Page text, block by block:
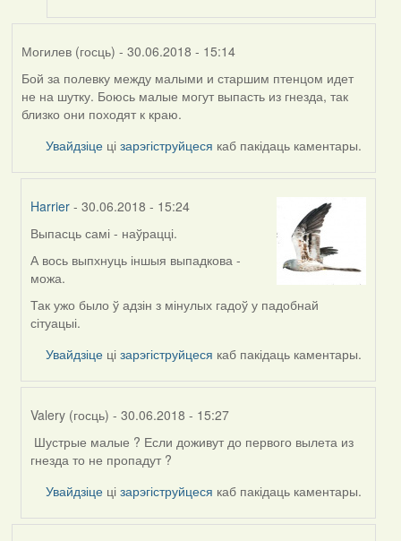
Могилев (госць) - 30.06.2018 - 15:14
Бой за полевку между малыми и старшим птенцом идет
не на шутку. Боюсь малые могут выпасть из гнезда, так
близко они походят к краю.
Увайдзіце цізарэгіструйцеся каб пакідаць каментары.
Harrier - 30.06.2018 - 15:24
In
reply
to
Могилев
(госць)
Выпасць самі - наўрацці.
А вось выпхнуць іншыя выпадкова -
можа.
Так ужо было ў адзін з мінулых гадоў у падобнай
сітуацыі.
Увайдзіце цізарэгіструйцеся каб пакідаць каментары.
Valery (госць) - 30.06.2018 - 15:27
In
reply
Могилев
Шустрые малые ? Если доживут до первого вылета из
гнезда то не пропадут ?
Увайдзіце цізарэгіструйцеся каб пакідаць каментары.